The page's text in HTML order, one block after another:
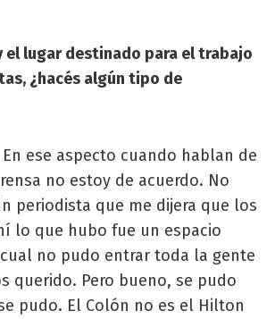
el lugar destinado para el trabajo
¿hacés algún tipo de
ese aspecto cuando hablan de
no estoy de acuerdo. No
periodista que me dijera que los
lo que hubo fue un espacio
no pudo entrar toda la gente
querido. Pero bueno, se pudo
pudo. El Colón no es el Hilton